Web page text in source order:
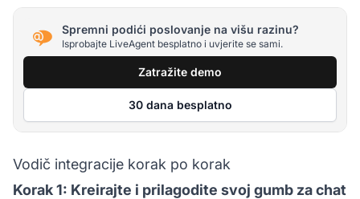
Spremni podići poslovanje na višu razinu?
Isprobajte LiveAgent besplatno i uvjerite se sami.
Zatražite demo
30 dana besplatno
Vodič integracije korak po korak
Korak 1: Kreirajte i prilagodite svoj gumb za chat